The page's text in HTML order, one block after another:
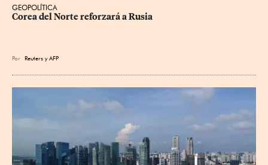
GEOPOLÍTICA
Corea del Norte reforzará a Rusia
Por Reuters yAFP